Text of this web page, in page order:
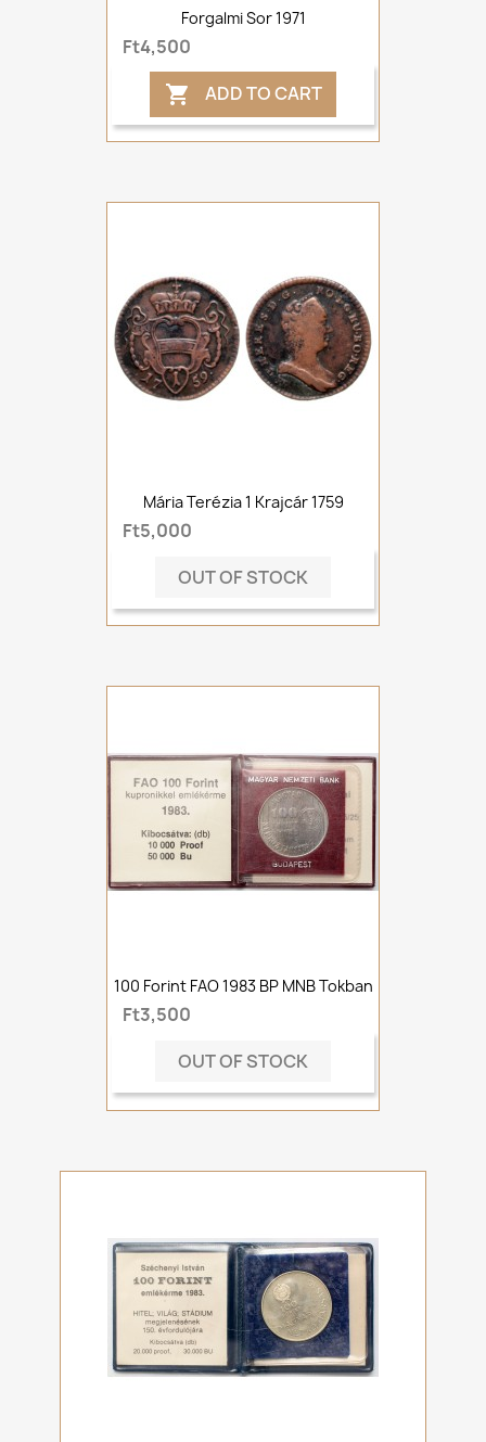
Forgalmi Sor 1971
Ft4,500
 ADD TO CART
Mária Terézia 1 Krajcár 1759
Ft5,000
OUT OF STOCK
100 Forint FAO 1983 BP MNB Tokban
Ft3,500
OUT OF STOCK